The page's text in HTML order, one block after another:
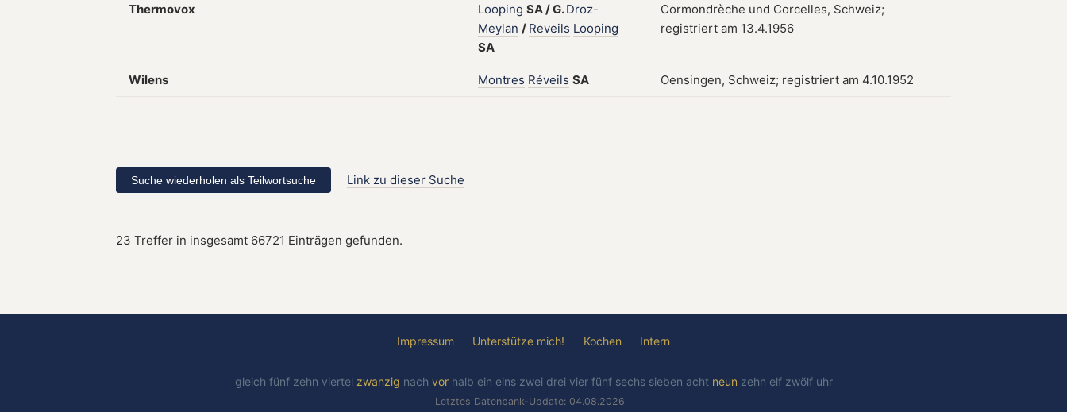
Thermovox Looping SA/G.Droz-
Meylan / Reveils Looping
SA
Cormondrèche und Corcelles, Schweiz;
registriert am 13.4.1956
Wilens Montres Réveils SA Oensingen, Schweiz; registriert am 4.10.1952
Link zu dieser Suche
23 Treffer in insgesamt 66721 Einträgen gefunden.
Impressum Unterstütze mich! Kochen Intern
gleich fünf zehn viertel zwanzig nach vor halb ein eins zwei drei vier fünf sechs sieben acht neun zehn elf zwölf uhr
Letztes Datenbank-Update: 04.08.2026